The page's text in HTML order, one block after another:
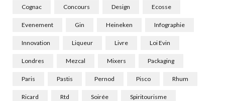
Cognac Concours Design Ecosse
Evenement Gin Heineken Infographie
Innovation Liqueur Livre Loi Evin
Londres Mezcal Mixers Packaging
Paris Pastis Pernod Pisco Rhum
Ricard Rtd Soirée Spiritourisme